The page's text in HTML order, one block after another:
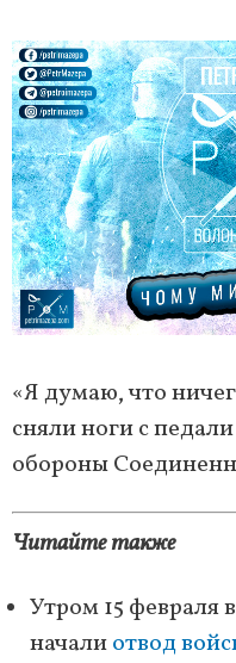
«Я думаю, что
сняли ноги с
обороны
Читайте также
Утром 15 февраля
началиотвод